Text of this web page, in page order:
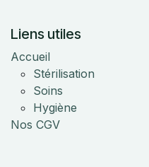
Liens utiles
Accueil
Stérilisation
Soins
Hygiène
Nos CGV